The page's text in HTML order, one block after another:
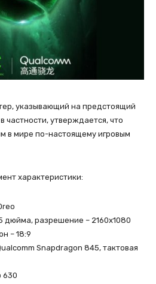
указывающий на предстоящий
частности, утверждается, что
в мире по-настоящему игровым
характеристики:
дюйма, разрешение – 2160х1080
– 18:9
Snapdragon 845, тактовая
630